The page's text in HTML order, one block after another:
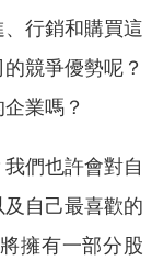
行銷和購買這
競爭優勢呢？
業嗎？
們也許會對自
自己最喜歡的
擁有一部分股